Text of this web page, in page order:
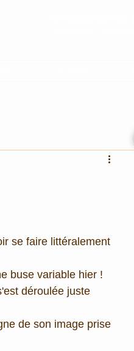
se faire littéralement
buse variable hier !
déroulée juste
de son image prise